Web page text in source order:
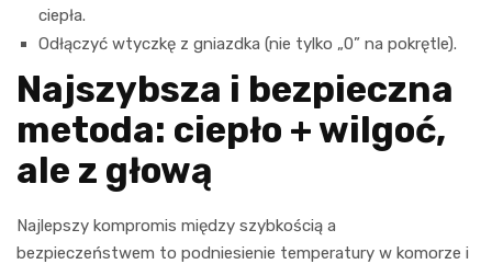
ciepła.
Odłączyć wtyczkę z gniazdka (nie tylko „0” na pokrętle).
Najszybsza i bezpieczna
metoda: ciepło + wilgoć,
ale z głową
Najlepszy kompromis między szybkością a
bezpieczeństwem to podniesienie temperatury w komorze i